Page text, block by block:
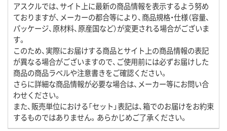
アスクルでは、サイト上に最新の商品情報を表示するよう努め
ておりますが、メーカーの都合等により、商品規格・仕様（容量、
パッケージ、原材料、原産国など）が変更される場合がございま
す。
このため、実際にお届けする商品とサイト上の商品情報の表記
が異なる場合がございますので、ご使用前には必ずお届けした
商品の商品ラベルや注意書きをご確認ください。
さらに詳細な商品情報が必要な場合は、メーカー等にお問い合
わせください。
また、販売単位における「セット」表記は、箱でのお届けをお約束
するものではありません。あらかじめご了承ください。